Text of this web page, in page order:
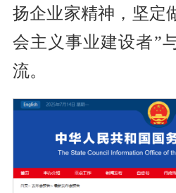
扬企业家精神，坚定
会主义事业建设者”
流。